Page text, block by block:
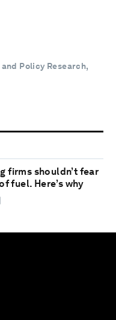
Policy Research,
firms shouldn’t fear
fuel. Here’s why